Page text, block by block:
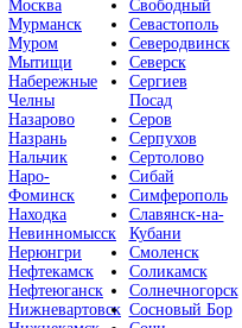
Москва
Мурманск
Муром
Мытищи
Набережные
Челны
Назарово
Назрань
Нальчик
Наро-
Фоминск
Находка
Невинномысск
Нерюнгри
Нефтекамск
Нефтеюганск
Нижневартовск
Свободный
Севастополь
Северодвинск
Северск
Сергиев
Посад
Серов
Серпухов
Сертолово
Сибай
Симферополь
Славянск-на-
Кубани
Смоленск
Соликамск
Солнечногорск
Сосновый Бор